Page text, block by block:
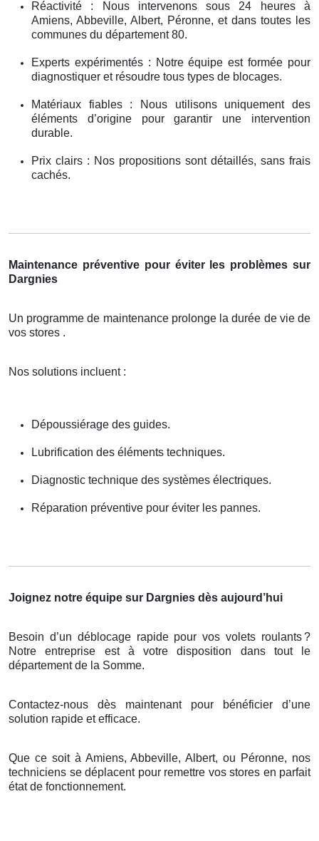
Réactivité : Nous intervenons sous 24 heures à
Amiens, Abbeville, Albert, Péronne, et dans toutes les
communes du département 80.
Experts expérimentés : Notre équipe est formée pour
diagnostiquer et résoudre tous types de blocages.
Matériaux fiables : Nous utilisons uniquement des
éléments d’origine pour garantir une intervention
durable.
Prix clairs : Nos propositions sont détaillés, sans frais
cachés.
Maintenance préventive pour éviter les problèmes sur
Dargnies
Un programme de maintenance prolonge la durée de vie de
vos stores .
Nos solutions incluent :
Dépoussiérage des guides.
Lubrification des éléments techniques.
Diagnostic technique des systèmes électriques.
Réparation préventive pour éviter les pannes.
Joignez notre équipe sur Dargnies dès aujourd’hui
Besoin d’un déblocage rapide pour vos volets roulants?
Notre entreprise est à votre disposition dans tout le
département de la Somme.
Contactez-nous dès maintenant pour bénéficier d’une
solution rapide et efficace.
Que ce soit à Amiens, Abbeville, Albert, ou Péronne, nos
techniciens se déplacent pour remettre vos stores en parfait
état de fonctionnement.